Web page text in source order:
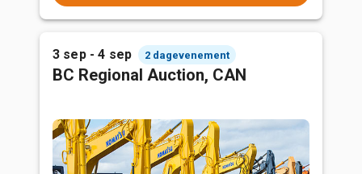
3 sep - 4 sep 2 dagevenement
BC Regional Auction, CAN